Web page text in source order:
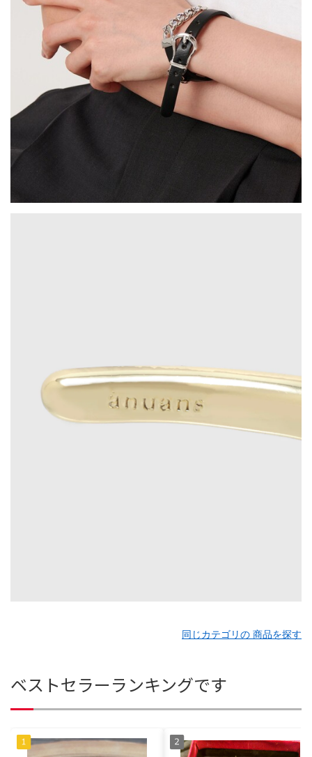
同じカテゴリの 商品を探す
ベストセラーランキングです